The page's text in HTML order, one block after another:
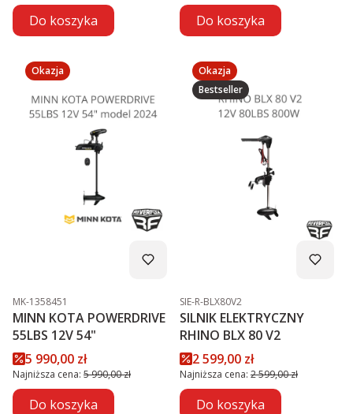
Do koszyka
Do koszyka
Okazja
Kod produktu
MK-1358451
MINN KOTA POWERDRIVE
55LBS 12V 54"
Cena promocyjna
5 990,00 zł
Najniższa cena: 5 990,00 zł
Do koszyka
Okazja
Bestseller
Kod produktu
SIE-R-BLX80V2
SILNIK ELEKTRYCZNY
RHINO BLX 80 V2
Cena promocyjna
2 599,00 zł
Najniższa cena: 2 599,00 zł
Do koszyka